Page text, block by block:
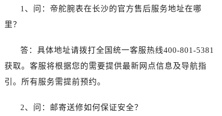
1、问：帝舵腕表在长沙的官方售后服务地址在哪
里？
答：具体地址请拨打全国统一客服热线400-801-5381
获取。客服将根据您的需要提供最新网点信息及导航指
引。所有服务需提前预约。
2、问：邮寄送修如何保证安全？